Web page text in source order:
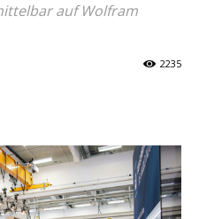
auf Wolfram
2235